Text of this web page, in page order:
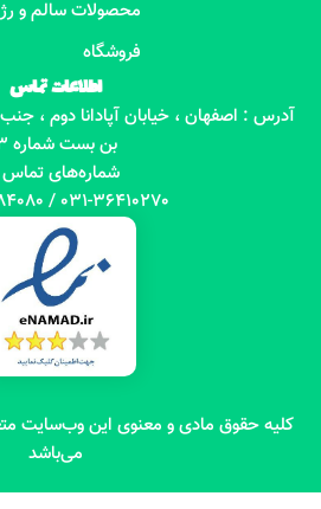
محصولات سالم و
فروشگاه
اطلاعات تماس
آدرس : اصفهان ، خیابان آپادانا دوم ،
بن بست شماره 3
شماره‌های
031-36410270 / 09131884080
کلیه حقوق مادی و معنوی این وب‌سایت
می‌باشد